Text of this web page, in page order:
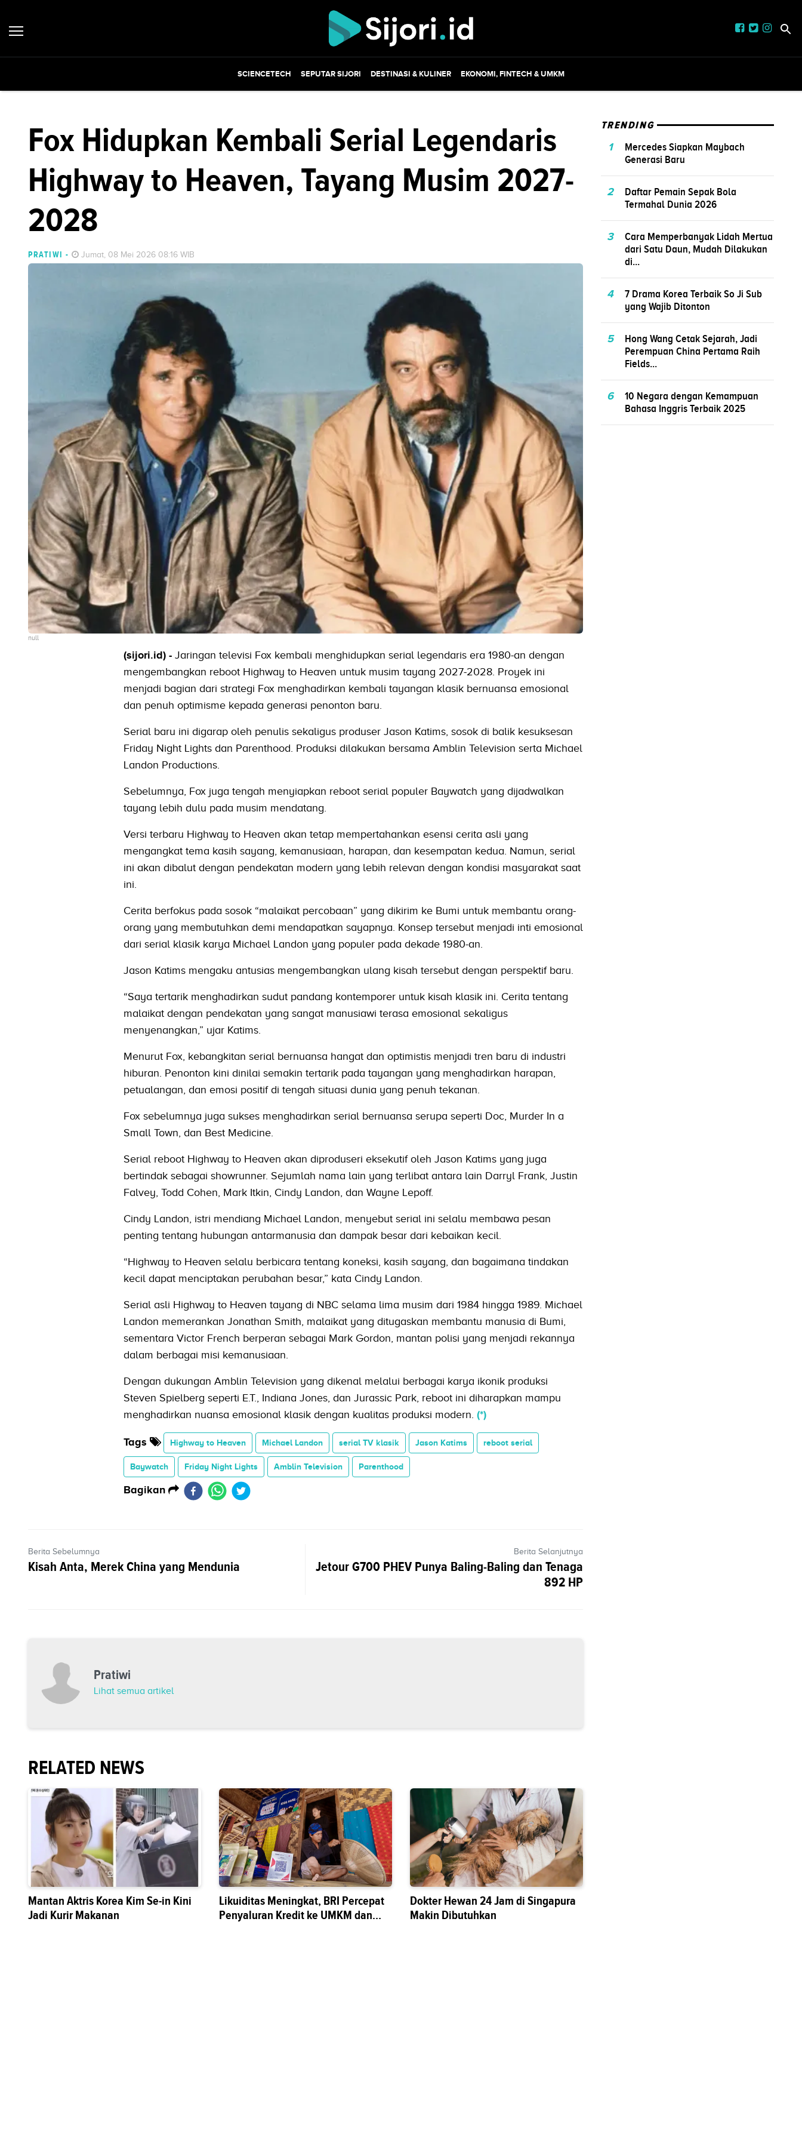
SCIENCETECH SEPUTAR SIJORI DESTINASI & KULINER EKONOMI, FINTECH & UMKM
Fox Hidupkan Kembali Serial Legendaris
Highway to Heaven, Tayang Musim 2027-
2028
PRATIWI - Jumat, 08 Mei 2026 08:16 WIB
null
(sijori.id) - Jaringan televisi Fox kembali menghidupkan serial legendaris era 1980-an dengan
mengembangkan reboot Highway to Heaven untuk musim tayang 2027-2028. Proyek ini
menjadi bagian dari strategi Fox menghadirkan kembali tayangan klasik bernuansa emosional
dan penuh optimisme kepada generasi penonton baru.
Serial baru ini digarap oleh penulis sekaligus produser Jason Katims, sosok di balik kesuksesan
Friday Night Lights dan Parenthood. Produksi dilakukan bersama Amblin Television serta Michael
Landon Productions.
Sebelumnya, Fox juga tengah menyiapkan reboot serial populer Baywatch yang dijadwalkan
tayang lebih dulu pada musim mendatang.
Versi terbaru Highway to Heaven akan tetap mempertahankan esensi cerita asli yang
mengangkat tema kasih sayang, kemanusiaan, harapan, dan kesempatan kedua. Namun, serial
ini akan dibalut dengan pendekatan modern yang lebih relevan dengan kondisi masyarakat saat
ini.
Cerita berfokus pada sosok “malaikat percobaan” yang dikirim ke Bumi untuk membantu orang-
orang yang membutuhkan demi mendapatkan sayapnya. Konsep tersebut menjadi inti emosional
dari serial klasik karya Michael Landon yang populer pada dekade 1980-an.
Jason Katims mengaku antusias mengembangkan ulang kisah tersebut dengan perspektif baru.
“Saya tertarik menghadirkan sudut pandang kontemporer untuk kisah klasik ini. Cerita tentang
malaikat dengan pendekatan yang sangat manusiawi terasa emosional sekaligus
menyenangkan,” ujar Katims.
Menurut Fox, kebangkitan serial bernuansa hangat dan optimistis menjadi tren baru di industri
hiburan. Penonton kini dinilai semakin tertarik pada tayangan yang menghadirkan harapan,
petualangan, dan emosi positif di tengah situasi dunia yang penuh tekanan.
Fox sebelumnya juga sukses menghadirkan serial bernuansa serupa seperti Doc, Murder In a
Small Town, dan Best Medicine.
Serial reboot Highway to Heaven akan diproduseri eksekutif oleh Jason Katims yang juga
bertindak sebagai showrunner. Sejumlah nama lain yang terlibat antara lain Darryl Frank, Justin
Falvey, Todd Cohen, Mark Itkin, Cindy Landon, dan Wayne Lepoff.
Cindy Landon, istri mendiang Michael Landon, menyebut serial ini selalu membawa pesan
penting tentang hubungan antarmanusia dan dampak besar dari kebaikan kecil.
“Highway to Heaven selalu berbicara tentang koneksi, kasih sayang, dan bagaimana tindakan
kecil dapat menciptakan perubahan besar,” kata Cindy Landon.
Serial asli Highway to Heaven tayang di NBC selama lima musim dari 1984 hingga 1989. Michael
Landon memerankan Jonathan Smith, malaikat yang ditugaskan membantu manusia di Bumi,
sementara Victor French berperan sebagai Mark Gordon, mantan polisi yang menjadi rekannya
dalam berbagai misi kemanusiaan.
Dengan dukungan Amblin Television yang dikenal melalui berbagai karya ikonik produksi
Steven Spielberg seperti E.T., Indiana Jones, dan Jurassic Park, reboot ini diharapkan mampu
menghadirkan nuansa emosional klasik dengan kualitas produksi modern. (*)
Tags Highway to Heaven Michael Landon serial TV klasik Jason Katims reboot serial
Baywatch Friday Night Lights Amblin Television Parenthood
Bagikan
Berita Sebelumnya
Kisah Anta, Merek China yang Mendunia
Berita Selanjutnya
Jetour G700 PHEV Punya Baling-Baling dan Tenaga
892 HP
Pratiwi
Lihat semua artikel
RELATED NEWS
Mantan Aktris Korea Kim Se-in Kini
Jadi Kurir Makanan
Likuiditas Meningkat, BRI Percepat
Penyaluran Kredit ke UMKM dan
Dokter Hewan 24 Jam di Singapura
Makin Dibutuhkan
TRENDING
1
Mercedes Siapkan Maybach
Generasi Baru
2
Daftar Pemain Sepak Bola
Termahal Dunia 2026
3
Cara Memperbanyak Lidah Mertua
dari Satu Daun, Mudah Dilakukan
di...
4
7 Drama Korea Terbaik So Ji Sub
yang Wajib Ditonton
5
Hong Wang Cetak Sejarah, Jadi
Perempuan China Pertama Raih
Fields...
6
10 Negara dengan Kemampuan
Bahasa Inggris Terbaik 2025